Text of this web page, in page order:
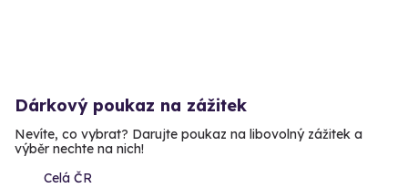
Dárkový poukaz na zážitek
Nevíte, co vybrat? Darujte poukaz na libovolný zážitek a
výběr nechte na nich!
Celá ČR